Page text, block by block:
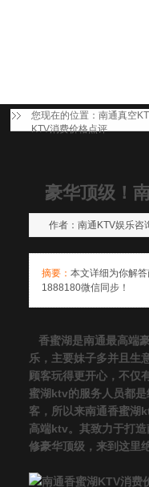
您现在的位置： 南通真空
KTV消费价格点评
豪华顶级！
作者：南通KTV娱乐
摘要： 本文详细为你解
1888180微信同步！
香蜜湖是南通最高端
乐，主要妹子多并且生
顾客玩得更开心，不仅
蜜湖ktv的服务人员都
客，所以来南通香蜜湖
高端ktv。其致力于打
修豪华顶级，来到这里